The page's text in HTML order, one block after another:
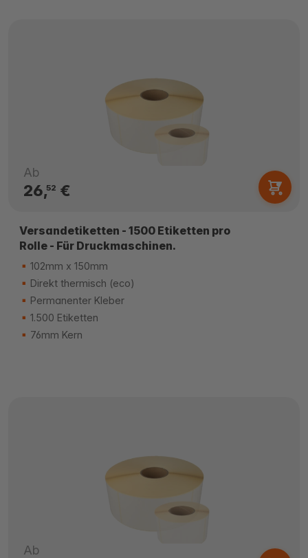
Ab
26,52 €
Versandetiketten - 1500 Etiketten pro
Rolle - Für Druckmaschinen.
102mm x 150mm
Direkt thermisch (eco)
Permanenter Kleber
1.500 Etiketten
76mm Kern
Ab